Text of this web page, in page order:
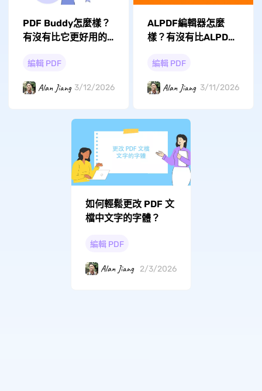
PDF Buddy怎麼樣？
有沒有比它更好用的
編輯 PDF
Alan Jiang 3/12/2026
ALPDF編輯器怎麼
樣？有沒有比ALPDF
編輯 PDF
Alan Jiang 3/11/2026
如何輕鬆更改 PDF 文
檔中文字的字體？
編輯 PDF
Alan Jiang 2/3/2026